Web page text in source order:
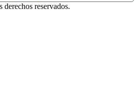
reservados.